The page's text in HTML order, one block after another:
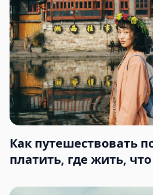
Как путешествовать
платить, где жить, что